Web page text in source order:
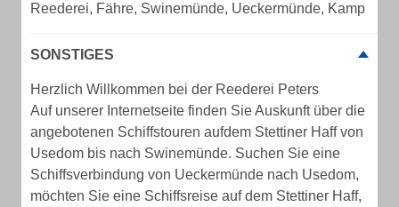
Reederei, Fähre, Swinemünde, Ueckermünde, Kamp
SONSTIGES
Herzlich Willkommen bei der Reederei Peters
Auf unserer Internetseite finden Sie Auskunft über die
angebotenen Schiffstouren aufdem Stettiner Haff von
Usedom bis nach Swinemünde. Suchen Sie eine
Schiffsverbindung von Ueckermünde nach Usedom,
möchten Sie eine Schiffsreise auf dem Stettiner Haff,